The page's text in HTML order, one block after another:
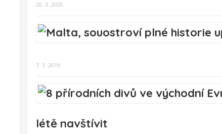
20. 3. 2020
7. 3. 2019
létě navštívit